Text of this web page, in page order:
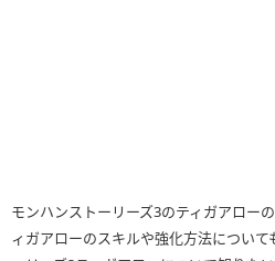
モンハンストーリーズ3のティガアロー
ィガアローのスキルや強化方法につい